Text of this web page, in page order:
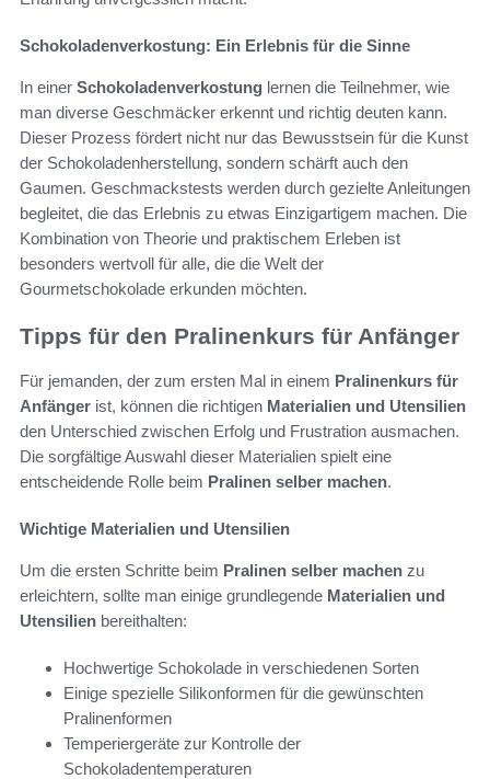
Schokoladenverkostung: Ein Erlebnis für die Sinne
In einer Schokoladenverkostung lernen die Teilnehmer, wie
man diverse Geschmäcker erkennt und richtig deuten kann.
Dieser Prozess fördert nicht nur das Bewusstsein für die Kunst
der Schokoladenherstellung, sondern schärft auch den
Gaumen. Geschmackstests werden durch gezielte Anleitungen
begleitet, die das Erlebnis zu etwas Einzigartigem machen. Die
Kombination von Theorie und praktischem Erleben ist
besonders wertvoll für alle, die die Welt der
Gourmetschokolade erkunden möchten.
Tipps für den Pralinenkurs für Anfänger
Für jemanden, der zum ersten Mal in einem Pralinenkurs für
Anfänger ist, können die richtigen Materialien und Utensilien
den Unterschied zwischen Erfolg und Frustration ausmachen.
Die sorgfältige Auswahl dieser Materialien spielt eine
entscheidende Rolle beim Pralinen selber machen.
Wichtige Materialien und Utensilien
Um die ersten Schritte beim Pralinen selber machen zu
erleichtern, sollte man einige grundlegende Materialien und
Utensilien bereithalten:
Hochwertige Schokolade in verschiedenen Sorten
Einige spezielle Silikonformen für die gewünschten
Pralinenformen
Temperiergeräte zur Kontrolle der
Schokoladentemperaturen